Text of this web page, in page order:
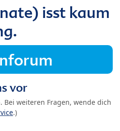
isst kaum
vor
Bei weiteren Fragen, wende dich
.)